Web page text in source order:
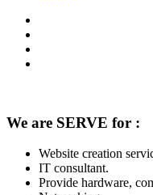
We are SERVE for :
Website creation
IT consultant.
Provide hardware,